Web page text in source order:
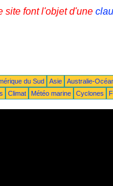
site font l'objet d'une
du Sud Asie Australie-
Climat Météo marine Cyclones